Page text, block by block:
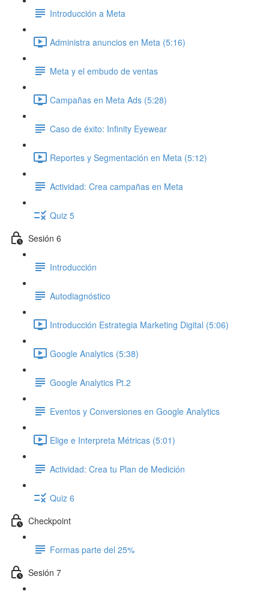
Introducción a Meta
Administra anuncios en Meta (5:16)
Meta y el embudo de ventas
Campañas en Meta Ads (5:28)
Caso de éxito: Infinity Eyewear
Reportes y Segmentación en Meta (5:12)
Actividad: Crea campañas en Meta
Quiz 5
Sesión 6
Introducción
Autodiagnóstico
Introducción Estrategia Marketing Digital (5:06)
Google Analytics (5:38)
Google Analytics Pt.2
Eventos y Conversiones en Google Analytics
Elige e Interpreta Métricas (5:01)
Actividad: Crea tu Plan de Medición
Quiz 6
Checkpoint
Formas parte del 25%
Sesión 7